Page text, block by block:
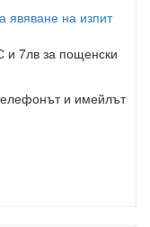
явяване на изпит
7лв за пощенски
и имейлът